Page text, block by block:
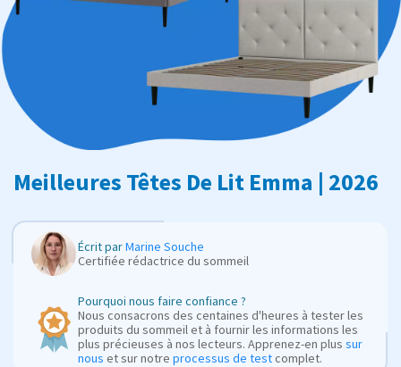
Meilleures Têtes De Lit Emma | 2026
Écrit parMarine Souche
Certifiée rédactrice du sommeil
Pourquoi nous faire confiance ?
Nous consacrons des centaines d'heures à tester les
produits du sommeil et à fournir les informations les
plus précieuses à nos lecteurs. Apprenez-en plus sur
nous et sur notre processus de testcomplet.